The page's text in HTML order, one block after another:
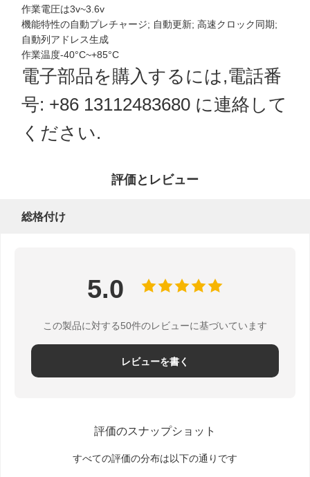
作業電圧は3v~3.6v
機能特性の自動プレチャージ; 自動更新; 高速クロック同期;
自動列アドレス生成
作業温度-40°C~+85°C
電子部品を購入するには,電話番
号: +86 13112483680 に連絡して
ください.
評価とレビュー
総格付け
5.0
この製品に対する50件のレビューに基づいています
レビューを書く
評価のスナップショット
すべての評価の分布は以下の通りです